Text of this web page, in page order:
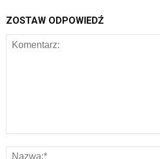
ZOSTAW ODPOWIEDŹ